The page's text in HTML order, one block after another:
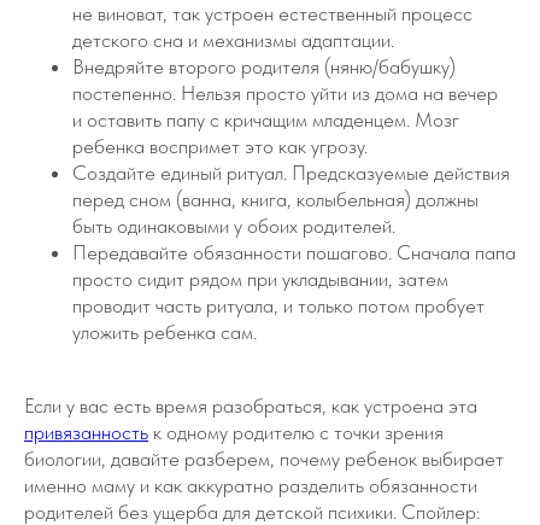
не виноват, так устроен естественный процесс
детского сна и механизмы адаптации.
Внедряйте второго родителя (няню/бабушку)
постепенно. Нельзя просто уйти из дома на вечер
и оставить папу с кричащим младенцем. Мозг
ребенка воспримет это как угрозу.
Создайте единый ритуал. Предсказуемые действия
перед сном (ванна, книга, колыбельная) должны
быть одинаковыми у обоих родителей.
Передавайте обязанности пошагово. Сначала папа
просто сидит рядом при укладывании, затем
проводит часть ритуала, и только потом пробует
уложить ребенка сам.
Если у вас есть время разобраться, как устроена эта
привязанность к одному родителю с точки зрения
биологии, давайте разберем, почему ребенок выбирает
именно маму и как аккуратно разделить обязанности
родителей без ущерба для детской психики. Спойлер: